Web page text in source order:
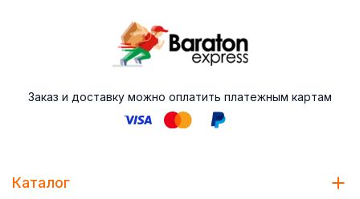
Заказ и доставку можно оплатить платежным картам
Каталог